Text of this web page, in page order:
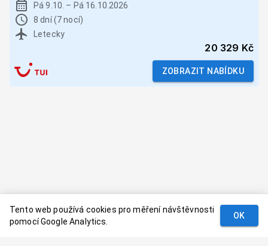
Pá 9.10. – Pá 16.10.2026
8 dní (7 nocí)
Letecky
20 329 Kč
ZOBRAZIT NABÍDKU
Tento web používá cookies pro měření návštěvnosti
pomocí Google Analytics.
OK